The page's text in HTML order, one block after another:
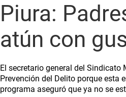
Piura:
atún con
El secretario general del
Prevención del Delito porque esta
programa aseguró que ya no se